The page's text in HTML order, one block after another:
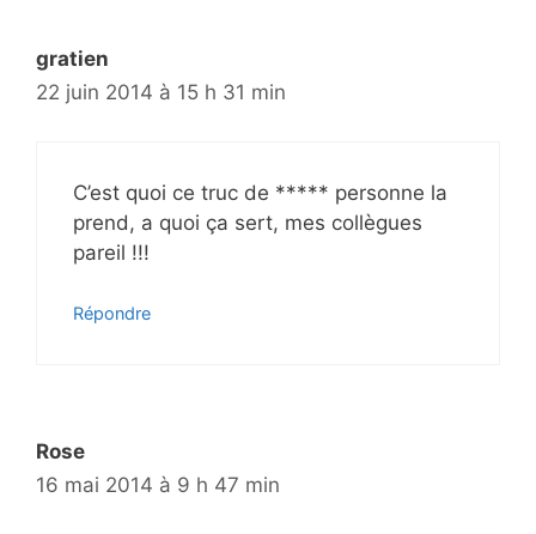
gratien
22 juin 2014 à 15 h 31 min
C’est quoi ce truc de ***** personne la
prend, a quoi ça sert, mes collègues
pareil !!!
Répondre
Rose
16 mai 2014 à 9 h 47 min